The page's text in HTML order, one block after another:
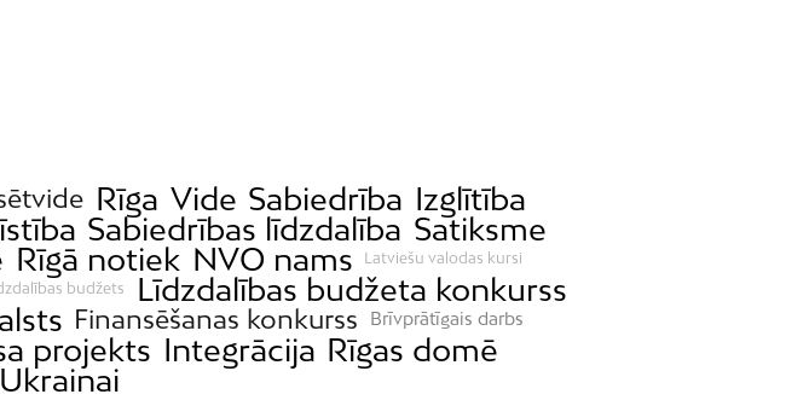
Rīga Vide Sabiedrība Izglītība
Sabiedrības līdzdalība Satiksme
Rīgā notiek NVO nams Latviešu valodas kursi
budžets
Līdzdalības budžeta konkurss
Finansēšanas konkurss Brīvprātīgais darbs
projekts Integrācija Rīgas domē